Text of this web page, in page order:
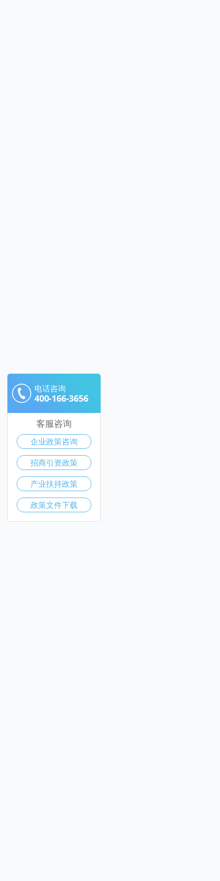
电话咨询
400-166-3656
客服咨询
企业政策咨询
招商引资政策
产业扶持政策
政策文件下载